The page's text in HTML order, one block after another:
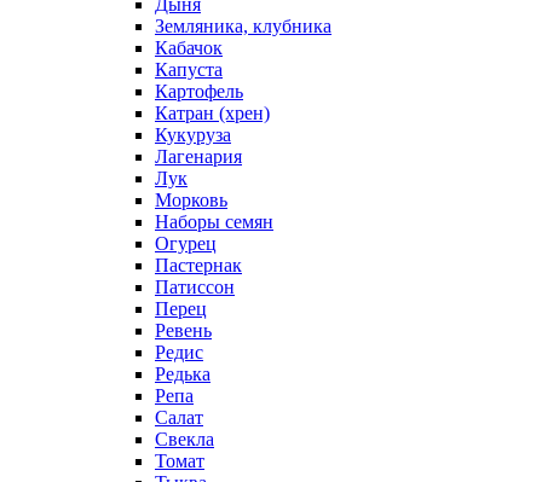
Дыня
Земляника, клубника
Кабачок
Капуста
Картофель
Катран (хрен)
Кукуруза
Лагенария
Лук
Морковь
Наборы семян
Огурец
Пастернак
Патиссон
Перец
Ревень
Редис
Редька
Репа
Салат
Свекла
Томат